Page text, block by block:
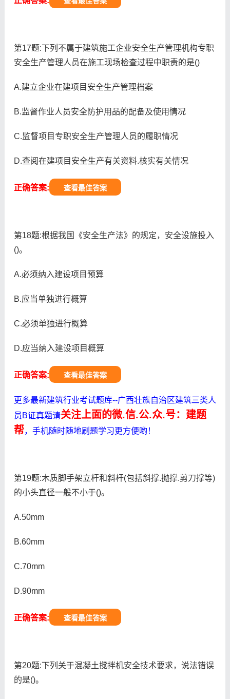
第17题:下列不属于建筑施工企业安全生产管理机构专职
安全生产管理人员在施工现场检查过程中职责的是()
A.建立企业在建项目安全生产管理档案
B.监督作业人员安全防护用品的配备及使用情况
C.监督项目专职安全生产管理人员的履职情况
D.查阅在建项目安全生产有关资料.核实有关情况
正确答案: 查看最佳答案
第18题:根据我国《安全生产法》的规定，安全设施投入
()。
A.必须纳入建设项目预算
B.应当单独进行概算
C.必须单独进行概算
D.应当纳入建设项目概算
正确答案: 查看最佳答案
更多最新建筑行业考试题库--广西壮族自治区建筑三类人
员B证真题请关注上面的微.信.公.众.号：建题
帮，手机随时随地刷题学习更方便哟！
第19题:木质脚手架立杆和斜杆(包括斜撑.抛撑.剪刀撑等)
的小头直径一般不小于()。
A.50mm
B.60mm
C.70mm
D.90mm
正确答案: 查看最佳答案
第20题:下列关于混凝土搅拌机安全技术要求，说法错误
的是()。